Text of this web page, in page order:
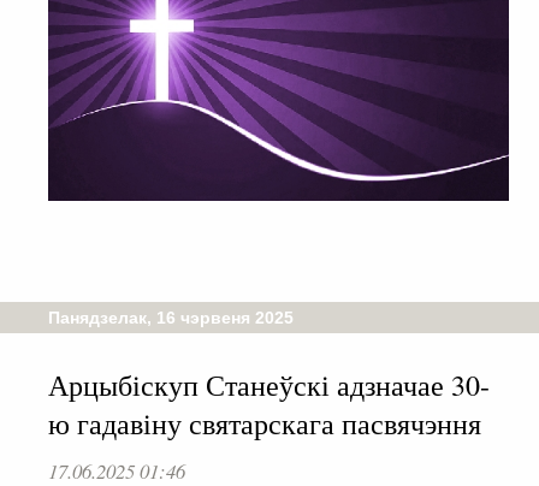
Панядзелак, 16 чэрвеня 2025
Арцыбіскуп Станеўскі адзначае 30-
ю гадавіну святарскага пасвячэння
17.06.2025 01:46